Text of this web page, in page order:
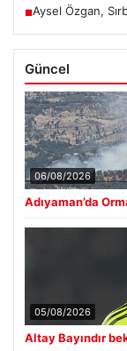
■Aysel Özgan,
Güncel
06/08/2026
Adıyaman’da
05/08/2026
Altay Bayındır